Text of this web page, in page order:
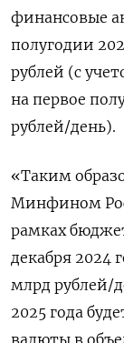
финансовые
полугодии
рублей (с
на первое
рублей/день).
«Таким
Минфином
рамках
декабря 2024
млрд рублей/
2025 года
валюты в